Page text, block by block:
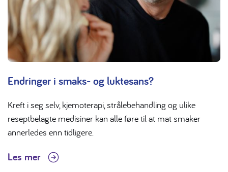
Endringer i smaks- og luktesans?
Kreft i seg selv, kjemoterapi, strålebehandling og ulike
reseptbelagte medisiner kan alle føre til at mat smaker
annerledes enn tidligere.
Les mer